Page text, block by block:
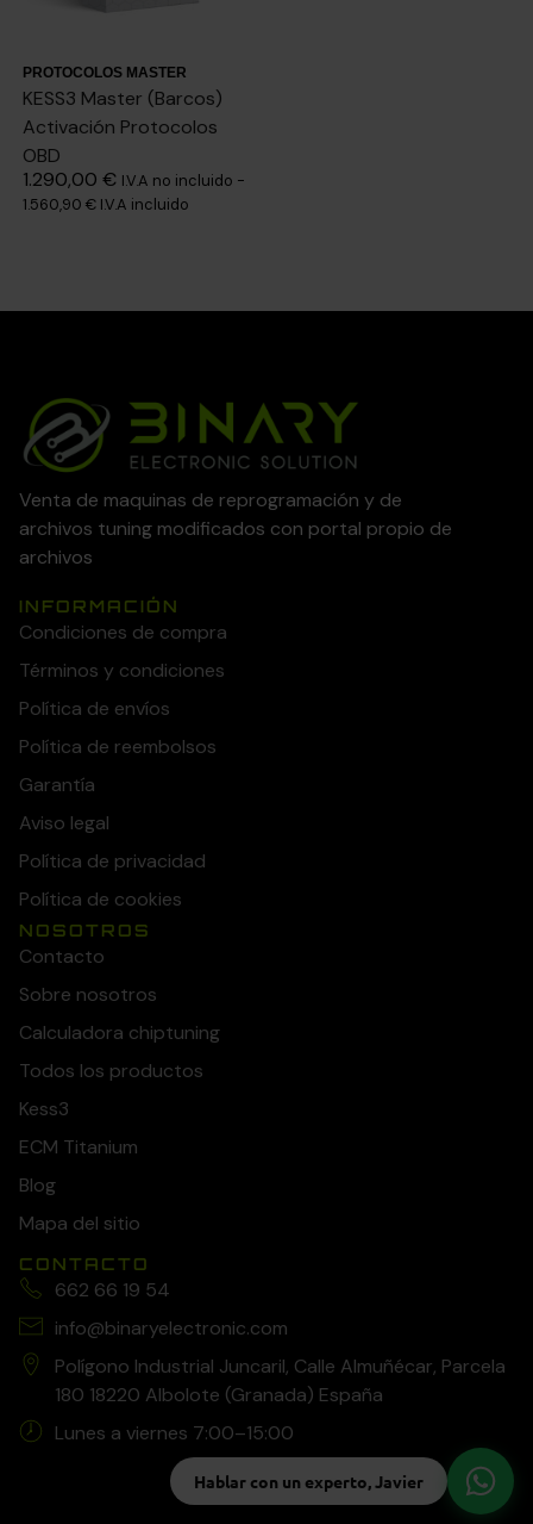
PROTOCOLOS MASTER
KESS3 Master (Barcos)
Activación Protocolos
OBD
1.290,00€ I.V.A no incluido -
1.560,90€ I.V.A incluido
Venta de maquinas de reprogramación y de
archivos tuning modificados con portal propio de
archivos
INFORMACIÓN
Condiciones de compra
Términos y condiciones
Política de envíos
Política de reembolsos
Garantía
Aviso legal
Política de privacidad
Política de cookies
NOSOTROS
Contacto
Sobre nosotros
Calculadora chiptuning
Todos los productos
Kess3
ECM Titanium
Blog
Mapa del sitio
CONTACTO
662 66 19 54
info@binaryelectronic.com
Polígono Industrial Juncaril, Calle Almuñécar, Parcela
180 18220 Albolote (Granada) España
Lunes a viernes 7:00–15:00
Hablar con un experto, Javier